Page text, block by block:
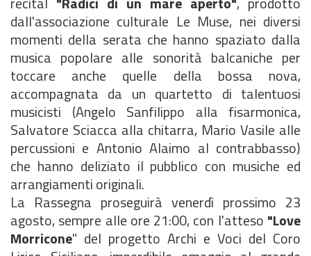
dall'associazione culturale Le Muse, nei diversi
momenti della serata che hanno spaziato dalla
musica popolare alle sonorità balcaniche per
toccare anche quelle della bossa nova,
accompagnata da un quartetto di talentuosi
musicisti (Angelo Sanfilippo alla fisarmonica,
Salvatore Sciacca alla chitarra, Mario Vasile alle
percussioni e Antonio Alaimo al contrabbasso)
che hanno deliziato il pubblico con musiche ed
arrangiamenti originali.
La Rassegna proseguirà venerdì prossimo 23
agosto, sempre alle ore 21:00, con l'atteso "Love
Morricone" del progetto Archi e Voci del Coro